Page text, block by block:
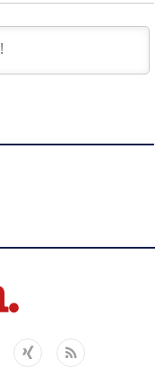
Xing Feed